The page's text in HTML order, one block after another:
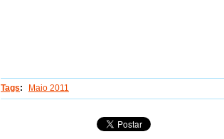
Tags: Maio 2011